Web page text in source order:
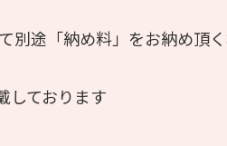
別途「納め料」をお納め頂
しております